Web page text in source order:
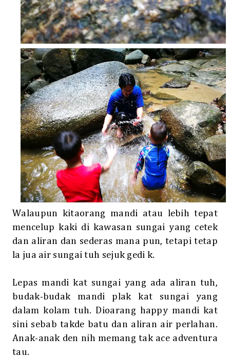
Walaupun kitaorang mandi atau lebih tepat
mencelup kaki di kawasan sungai yang cetek
dan aliran dan sederas mana pun, tetapi tetap
la jua air sungai tuh sejuk gedi k.
Lepas mandi kat sungai yang ada aliran tuh,
budak-budak mandi plak kat sungai yang
dalam kolam tuh. Dioarang happy mandi kat
sini sebab takde batu dan aliran air perlahan.
Anak-anak den nih memang tak ace adventura
tau.